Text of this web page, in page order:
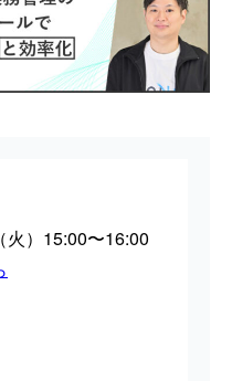
火）15:00〜16:00